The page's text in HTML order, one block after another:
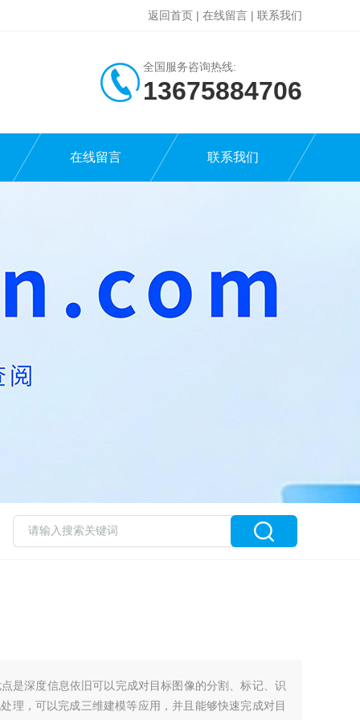
返回首页 | 在线留言 | 联系我们
全国服务咨询热线:
13675884706
在线留言 联系我们
是深度信息依旧可以完成对目标图像的分割、标记、识
理，可以完成三维建模等应用，并且能够快速完成对目